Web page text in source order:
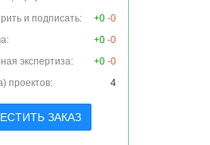
и подписать:
+0 -0
+0 -0
экспертиза:
+0 -0
проектов:
4
ЗАКАЗ